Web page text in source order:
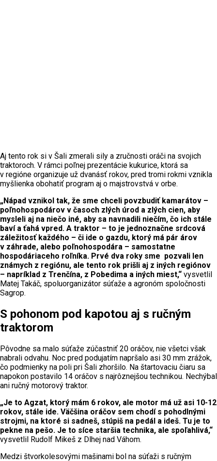
Aj tento rok si v Šali zmerali sily a zručnosti oráči na svojich
traktoroch. V rámci poľnej prezentácie kukurice, ktorá sa
v regióne organizuje už dvanásť rokov, pred tromi rokmi vznikla
myšlienka obohatiť program aj o majstrovstvá v orbe.
„Nápad vznikol tak, že sme chceli povzbudiť kamarátov –
poľnohospodárov v časoch zlých úrod a zlých cien, aby
mysleli aj na niečo iné, aby sa navnadili niečím, čo ich stále
baví a ťahá vpred. A traktor – to je jednoznačne srdcová
záležitosť každého – či ide o gazdu, ktorý má pár árov
v záhrade, alebo poľnohospodára – samostatne
hospodáriaceho roľníka. Prvé dva roky sme pozvali len
známych z regiónu, ale tento rok prišli aj z iných regiónov
– napríklad z Trenčína, z Pobedima a iných miest,“ vysvetlil
Matej Takáč, spoluorganizátor súťaže a agronóm spoločnosti
Sagrop.
S pohonom pod kapotou aj s ručným
traktorom
Pôvodne sa malo súťaže zúčastniť 20 oráčov, nie všetci však
nabrali odvahu. Noc pred podujatím napršalo asi 30 mm zrážok,
čo podmienky na poli pri Šali zhoršilo. Na štartovaciu čiaru sa
napokon postavilo 14 oráčov s najrôznejšou technikou. Nechýbal
ani ručný motorový traktor.
„Je to Agzat, ktorý mám 6 rokov, ale motor má už asi 10-12
rokov, stále ide. Väčšina oráčov sem chodí s pohodlnými
strojmi, na ktoré si sadneš, stúpiš na pedál a ideš. Tu je to
pekne na pešo. Je to síce staršia technika, ale spoľahlivá,“
vysvetlil Rudolf Mikeš z Dlhej nad Váhom.
Medzi štvorkolesovými mašinami bol na súťaži s ručným